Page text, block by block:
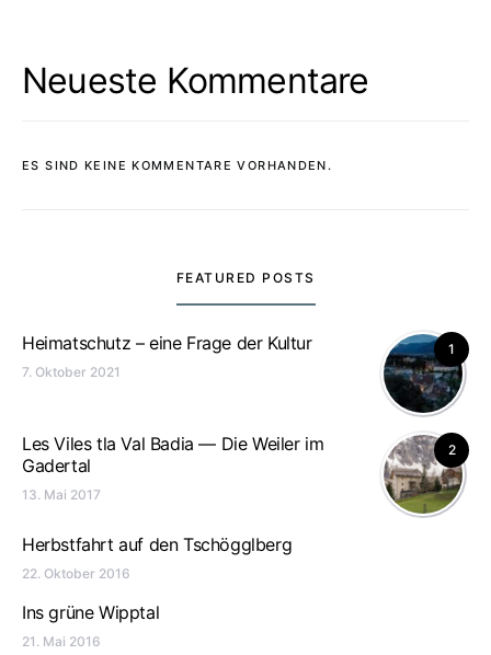
Neueste Kommentare
ES SIND KEINE KOMMENTARE VORHANDEN.
FEATURED POSTS
1
Heimatschutz – eine Frage der Kultur
7. Oktober 2021
2
Les Viles tla Val Badia — Die Weiler im
Gadertal
13. Mai 2017
Herbstfahrt auf den Tschögglberg
22. Oktober 2016
Ins grüne Wipptal
21. Mai 2016